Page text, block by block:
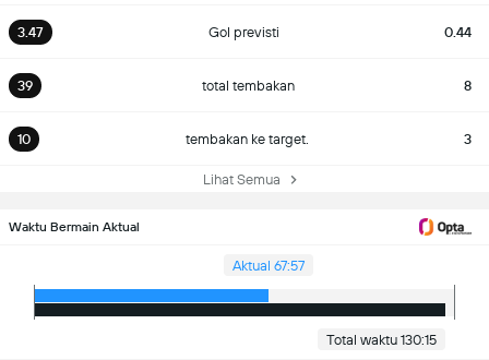
3.47 Gol previsti 0.44
39 total tembakan 8
10 tembakan ke target. 3
Lihat Semua
Waktu Bermain Aktual
Aktual 67:57
Total waktu 130:15